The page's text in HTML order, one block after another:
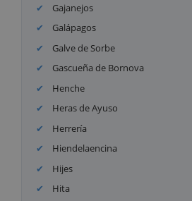
Gajanejos
Galápagos
Galve de Sorbe
Gascueña de Bornova
Henche
Heras de Ayuso
Herrería
Hiendelaencina
Hijes
Hita